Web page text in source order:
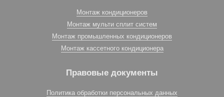
Монтаж кондиционеров
Монтаж мульти сплит систем
Монтаж промышленных кондиционеров
Монтаж кассетного кондиционера
Правовые документы
Политика обработки персональных данных